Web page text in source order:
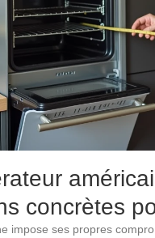
concrètes
impose ses propres